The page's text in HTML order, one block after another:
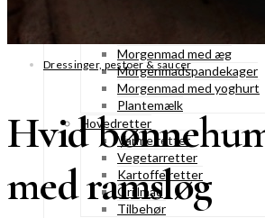
Morgenmad med æg
Morgenmadspandekager
Morgenmad med yoghurt
Plantemælk
Hovedretter
Varme retter
Vegetarretter
Kartoffelretter
Grillmad
Tilbehør
Dressinger, pestoer & saucer
Hvid
med ramsløg